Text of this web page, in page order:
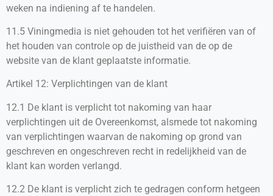
weken na indiening af te handelen.
11.5 Viningmedia is niet gehouden tot het verifiëren van of
het houden van controle op de juistheid van de op de
website van de klant geplaatste informatie.
Artikel 12: Verplichtingen van de klant
12.1 De klant is verplicht tot nakoming van haar
verplichtingen uit de Overeenkomst, alsmede tot nakoming
van verplichtingen waarvan de nakoming op grond van
geschreven en ongeschreven recht in redelijkheid van de
klant kan worden verlangd.
12.2 De klant is verplicht zich te gedragen conform hetgeen